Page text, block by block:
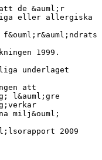
de &auml;r
eller allergiska
1999.
underlaget
att
l&auml;gre
milj&ouml;